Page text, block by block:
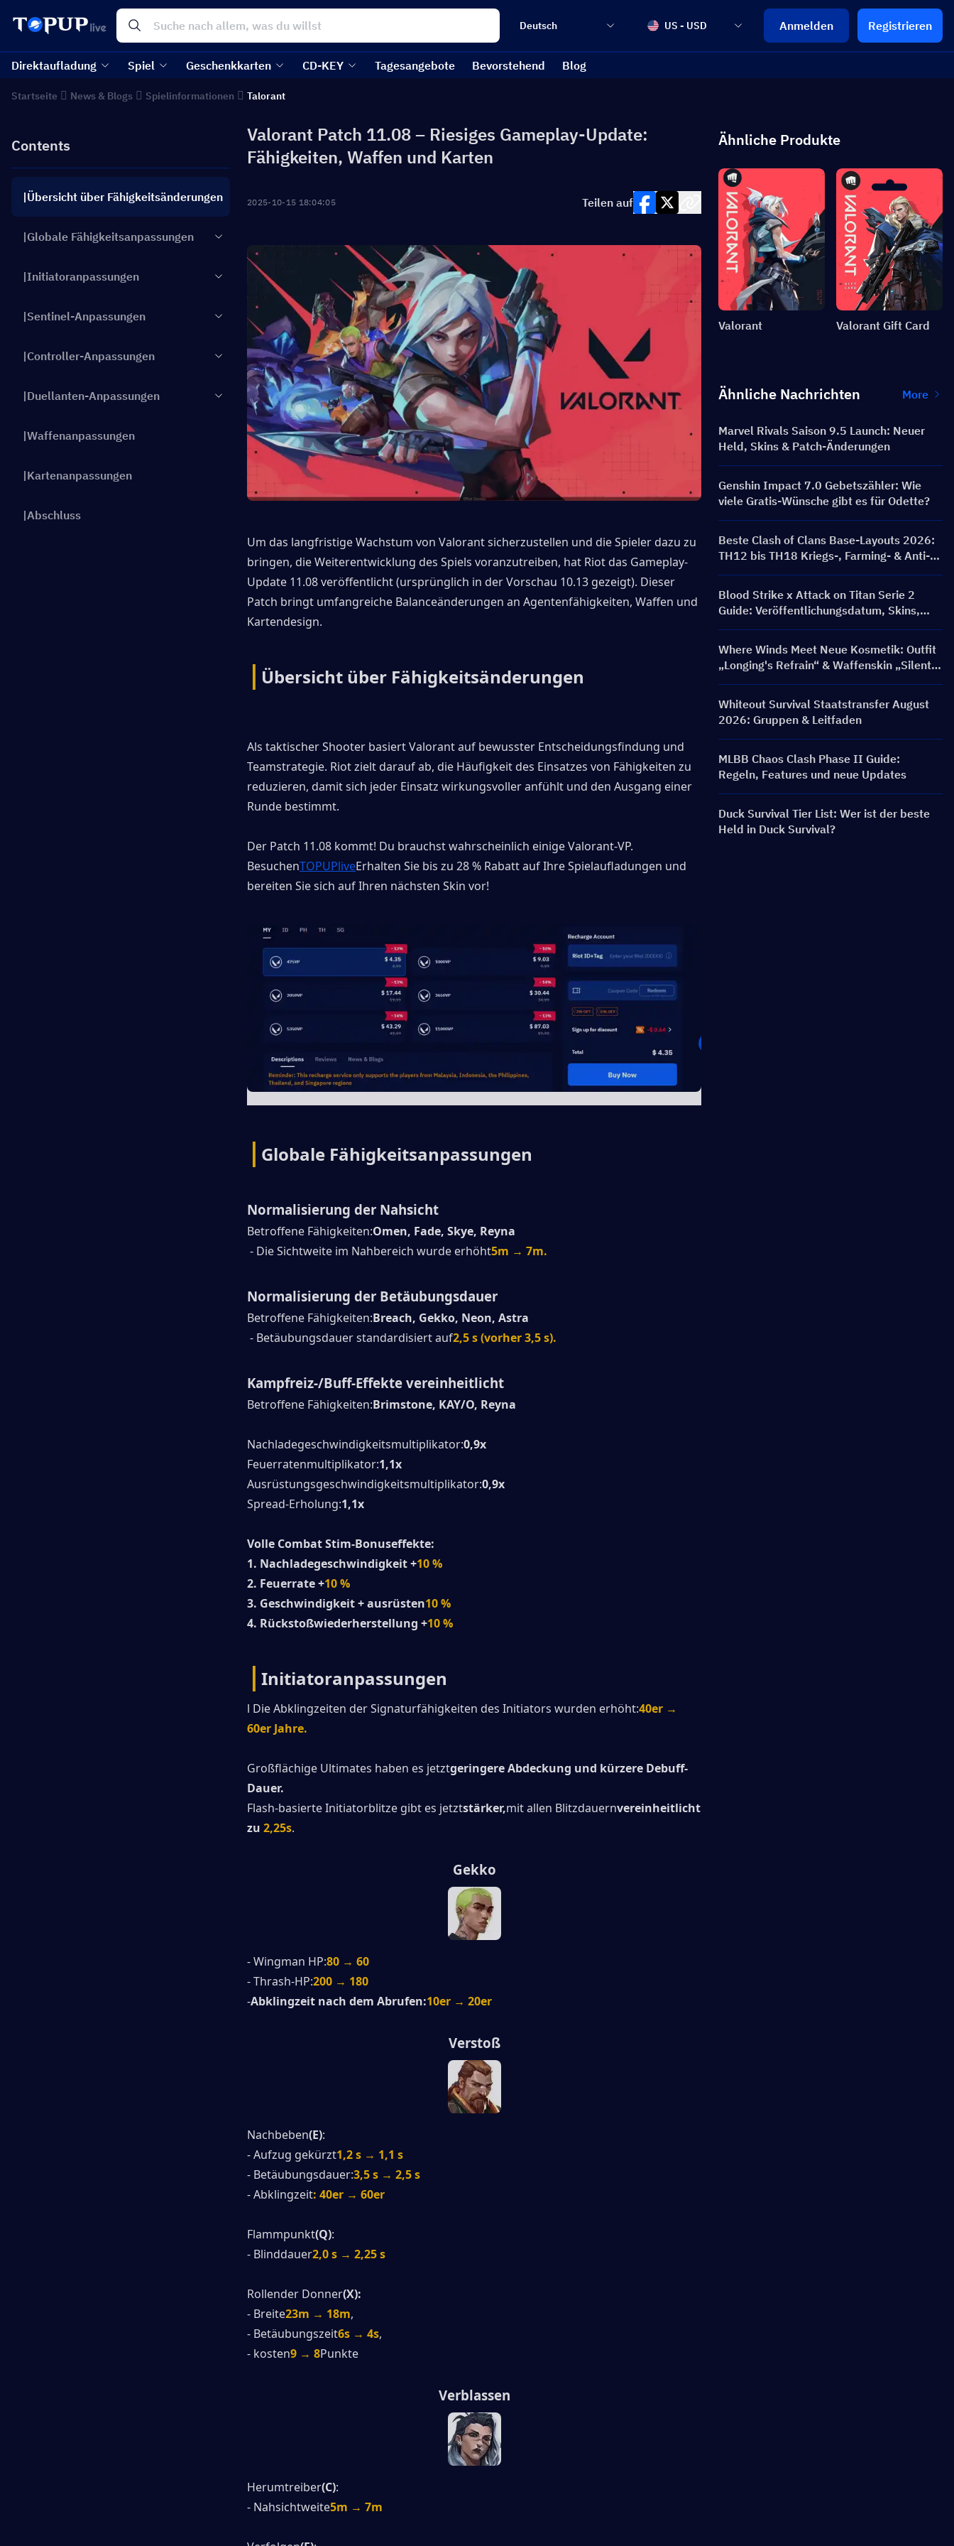
Deutsch US - USD Anmelden Registrieren
Direktaufladung Spiel Geschenkkarten CD-KEY Tagesangebote Bevorstehend Blog
Startseite News & Blogs Spielinformationen Talorant
Contents
|Übersicht über Fähigkeitsänderungen
|Globale Fähigkeitsanpassungen
|Initiatoranpassungen
|Sentinel-Anpassungen
|Controller-Anpassungen
|Duellanten-Anpassungen
|Waffenanpassungen
|Kartenanpassungen
|Abschluss
Valorant Patch 11.08 – Riesiges Gameplay-Update:
Fähigkeiten, Waffen und Karten
2025-10-15 18:04:05 Teilen auf
Um das langfristige Wachstum von Valorant sicherzustellen und die Spieler dazu zu
bringen, die Weiterentwicklung des Spiels voranzutreiben, hat Riot das Gameplay-
Update 11.08 veröffentlicht (ursprünglich in der Vorschau 10.13 gezeigt). Dieser
Patch bringt umfangreiche Balanceänderungen an Agentenfähigkeiten, Waffen und
Kartendesign.
| Übersicht über Fähigkeitsänderungen
Als taktischer Shooter basiert Valorant auf bewusster Entscheidungsfindung und
Teamstrategie. Riot zielt darauf ab, die Häufigkeit des Einsatzes von Fähigkeiten zu
reduzieren, damit sich jeder Einsatz wirkungsvoller anfühlt und den Ausgang einer
Runde bestimmt.
Der Patch 11.08 kommt! Du brauchst wahrscheinlich einige Valorant-VP.
BesuchenTOPUPliveErhalten Sie bis zu 28 % Rabatt auf Ihre Spielaufladungen und
bereiten Sie sich auf Ihren nächsten Skin vor!
| Globale Fähigkeitsanpassungen
Normalisierung der Nahsicht
Betroffene Fähigkeiten:Omen, Fade, Skye, Reyna
- Die Sichtweite im Nahbereich wurde erhöht5m → 7m.
Normalisierung der Betäubungsdauer
Betroffene Fähigkeiten:Breach, Gekko, Neon, Astra
- Betäubungsdauer standardisiert auf2,5 s (vorher 3,5 s).
Kampfreiz-/Buff-Effekte vereinheitlicht
Betroffene Fähigkeiten:Brimstone, KAY/O, Reyna
Nachladegeschwindigkeitsmultiplikator:0,9x
Feuerratenmultiplikator:1,1x
Ausrüstungsgeschwindigkeitsmultiplikator:0,9x
Spread-Erholung:1,1x
Volle Combat Stim-Bonuseffekte:
1. Nachladegeschwindigkeit +10 %
2. Feuerrate +10 %
3. Geschwindigkeit + ausrüsten10 %
4. Rückstoßwiederherstellung +10 %
| Initiatoranpassungen
l Die Abklingzeiten der Signaturfähigkeiten des Initiators wurden erhöht:40er →
60er Jahre.
Großflächige Ultimates haben es jetztgeringere Abdeckung und kürzere Debuff-
Dauer.
Flash-basierte Initiatorblitze gibt es jetztstärker,mit allen Blitzdauernvereinheitlicht
zu 2,25s.
Gekko
- Wingman HP:80 → 60
- Thrash-HP:200 → 180
-Abklingzeit nach dem Abrufen:10er → 20er
Verstoß
Nachbeben(E):
- Aufzug gekürzt1,2 s → 1,1 s
- Betäubungsdauer:3,5 s → 2,5 s
- Abklingzeit: 40er → 60er
Flammpunkt(Q):
- Blinddauer2,0 s → 2,25 s
Rollender Donner(X):
- Breite23m → 18m,
- Betäubungszeit6s → 4s,
- kosten9 → 8Punkte
Verblassen
Herumtreiber(C):
- Nahsichtweite5m → 7m
Ähnliche Produkte
Valorant Valorant Gift Card
Ähnliche Nachrichten More
Marvel Rivals Saison 9.5 Launch: Neuer
Held, Skins & Patch-Änderungen
Genshin Impact 7.0 Gebetszähler: Wie
viele Gratis-Wünsche gibt es für Odette?
Beste Clash of Clans Base-Layouts 2026:
TH12 bis TH18 Kriegs-, Farming- & Anti-3-
Sterne-Basen
Blood Strike x Attack on Titan Serie 2
Guide: Veröffentlichungsdatum, Skins,
Belohnungen & Top-Up-Event
Where Winds Meet Neue Kosmetik: Outfit
„Longing's Refrain“ & Waffenskin „Silent
Voice: Crest Aria“ veröffentlicht!
Whiteout Survival Staatstransfer August
2026: Gruppen & Leitfaden
MLBB Chaos Clash Phase II Guide:
Regeln, Features und neue Updates
Duck Survival Tier List: Wer ist der beste
Held in Duck Survival?